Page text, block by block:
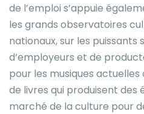
de l’emploi s’appuie
les grands observatoires
nationaux, sur les
d’employeurs et de
pour les musiques actuelles
de livres qui produisent des
marché de la culture pour